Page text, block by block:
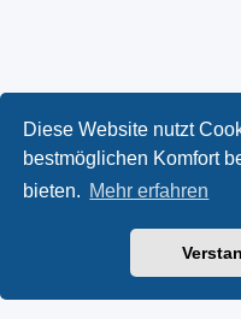
Diese Website nutzt
bestmöglichen Komfort
bieten. Mehr erfahren